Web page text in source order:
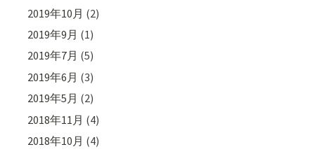
2019年10月 (2)
2019年9月 (1)
2019年7月 (5)
2019年6月 (3)
2019年5月 (2)
2018年11月 (4)
2018年10月 (4)